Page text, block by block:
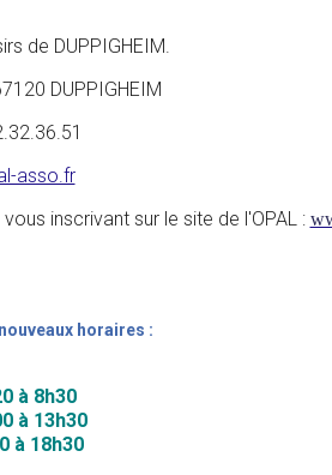
de DUPPIGHEIM.
DUPPIGHEIM
asso.fr
inscrivant sur le site de l'OPAL :
horaires :
à 8h30
à 13h30
à 18h30